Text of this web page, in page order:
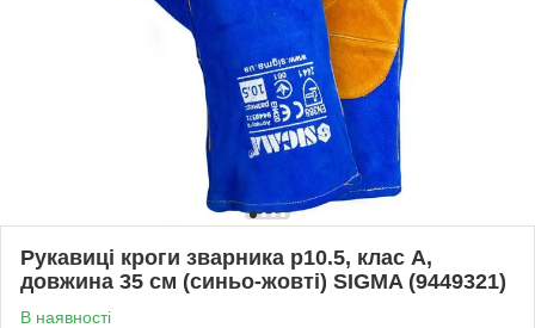
Рукавиці кроги зварника р10.5, клас А,
довжина 35 см (синьо-жовті) SIGMA (9449321)
В наявності